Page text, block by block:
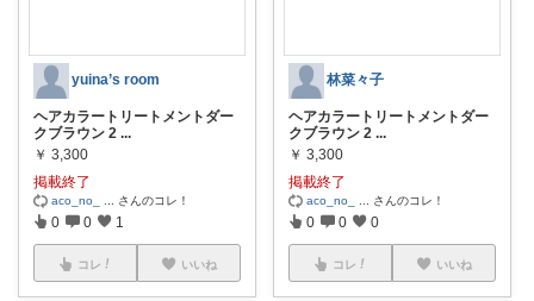
yuina’s room
ヘアカラートリートメントダー
クブラウン 2 ...
￥ 3,300
掲載終了
aco_no_ さんのコレ！
0 0 1
コレ いいね
林菜々子
ヘアカラートリートメントダー
クブラウン 2 ...
￥ 3,300
掲載終了
aco_no_ さんのコレ！
0 0 0
コレ いいね